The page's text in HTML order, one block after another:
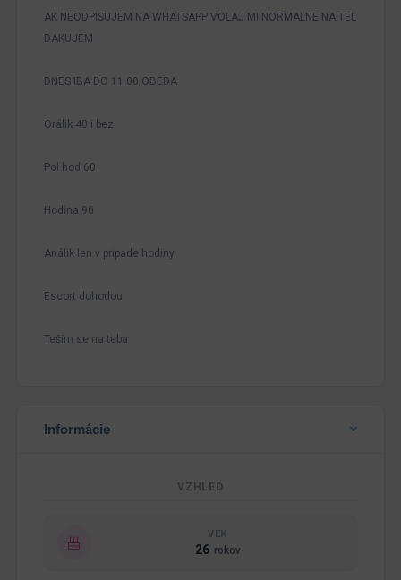
AK NEODPISUJEM NA WHATSAPP VOLAJ MI NORMALNE NA TEL
DAKUJEM
DNES IBA DO 11 00 OBEDA
Orálik 40 i bez
Pol hod 60
Hodina 90
Análik len v pripade hodiny
Escort dohodou
Tešim se na teba
Informácie
VZHLED
VEK
26 rokov